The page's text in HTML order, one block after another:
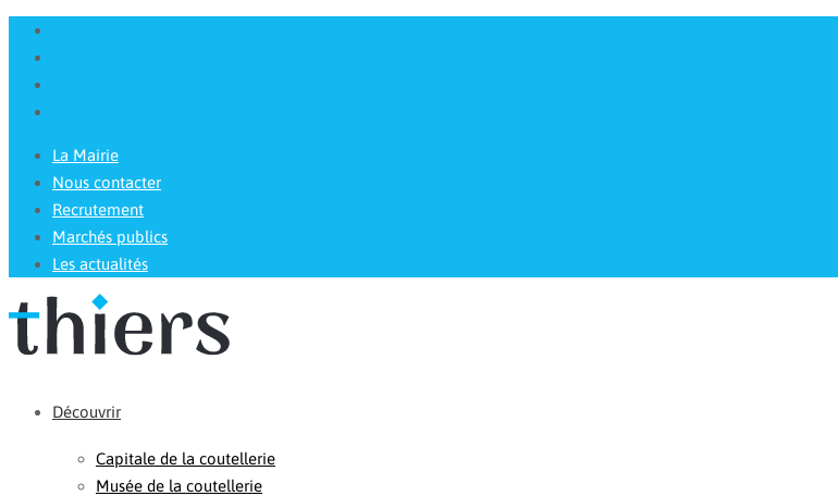
La Mairie
Nous contacter
Recrutement
Marchés publics
Les actualités
Découvrir
Capitale de la coutellerie
Musée de la coutellerie